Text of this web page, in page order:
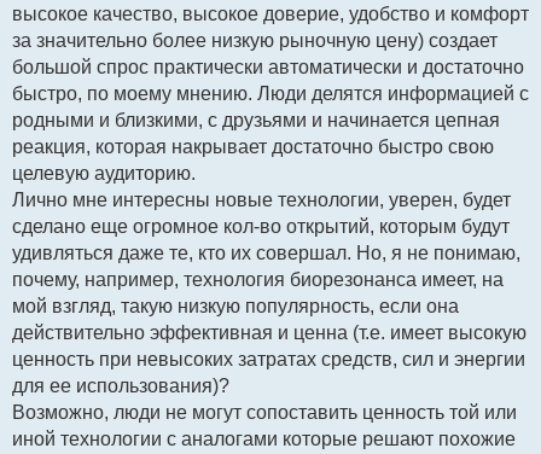
высокое качество, высокое доверие, удобство и комфорт
за значительно более низкую рыночную цену) создает
большой спрос практически автоматически и достаточно
быстро, по моему мнению. Люди делятся информацией с
родными и близкими, с друзьями и начинается цепная
реакция, которая накрывает достаточно быстро свою
целевую аудиторию.
Лично мне интересны новые технологии, уверен, будет
сделано еще огромное кол-во открытий, которым будут
удивляться даже те, кто их совершал. Но, я не понимаю,
почему, например, технология биорезонанса имеет, на
мой взгляд, такую низкую популярность, если она
действительно эффективная и ценна (т.е. имеет высокую
ценность при невысоких затратах средств, сил и энергии
для ее использования)?
Возможно, люди не могут сопоставить ценность той или
иной технологии с аналогами которые решают похожие